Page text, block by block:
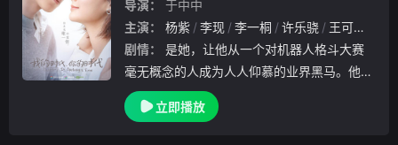
导演：
于中中
主演：
杨紫 李现 李一桐 许乐骁 王可如
剧情：
毫无概念的人成为人人仰慕的业界黑马。他用
第三百个冠军和她换一个开始的机会。十五岁
的天才少年吴白对艾情的惊鸿一瞥让其立志成
立即播放